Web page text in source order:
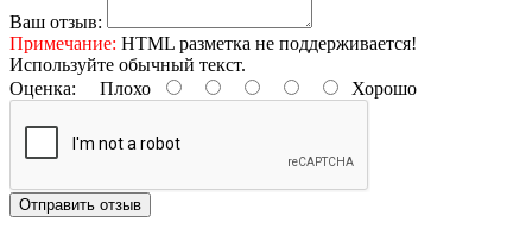
Ваш отзыв:
Примечание: HTML разметка не поддерживается!
Используйте обычный текст.
Оценка: Плохо Хорошо
Отправить отзыв